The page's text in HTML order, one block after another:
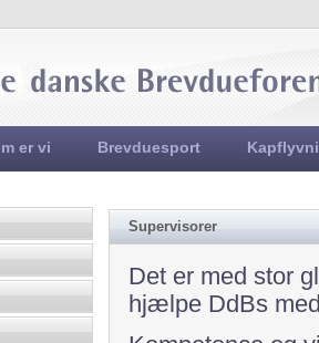
er vi Brevduesport
Supervisorer
Det er med stor
hjælpe DdBs